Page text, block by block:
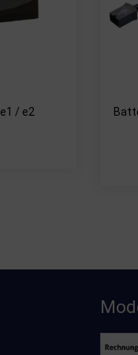
/ e2